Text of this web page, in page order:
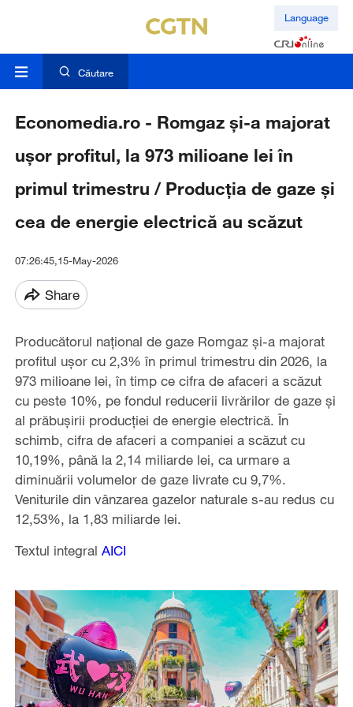
Language
Căutare
Economedia.ro - Romgaz și-a majorat
ușor profitul, la 973 milioane lei în
primul trimestru / Producția de gaze și
cea de energie electrică au scăzut
07:26:45,15-May-2026
Share
Producătorul național de gaze Romgaz și-a majorat
profitul ușor cu 2,3% în primul trimestru din 2026, la
973 milioane lei, în timp ce cifra de afaceri a scăzut
cu peste 10%, pe fondul reducerii livrărilor de gaze și
al prăbușirii producției de energie electrică. În
schimb, cifra de afaceri a companiei a scăzut cu
10,19%, până la 2,14 miliarde lei, ca urmare a
diminuării volumelor de gaze livrate cu 9,7%.
Veniturile din vânzarea gazelor naturale s-au redus cu
12,53%, la 1,83 miliarde lei.
Textul integral AICI